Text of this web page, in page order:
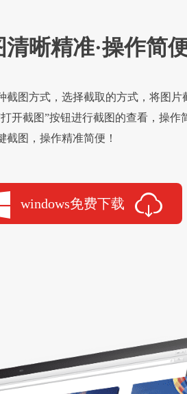
清晰精准·操作简
截图方式，选择截取的方式，将图片
开截图”按钮进行截图的查看，操作
截图，操作精准简便！
windows免费下载